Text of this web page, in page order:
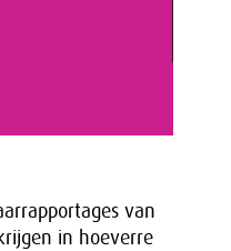
van
in hoeverre